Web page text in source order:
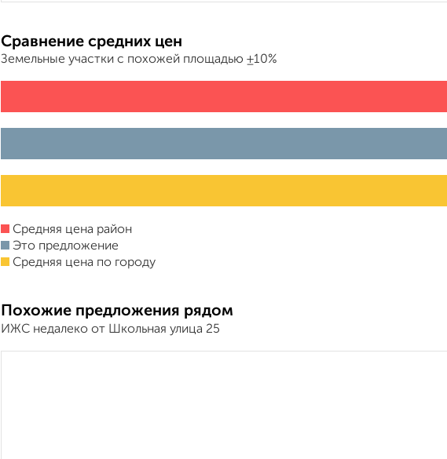
Сравнение средних цен
Земельные участки с похожей площадью ±10%
Средняя цена район
Это предложение
Средняя цена по городу
Похожие предложения рядом
ИЖС недалеко от Школьная улица 25